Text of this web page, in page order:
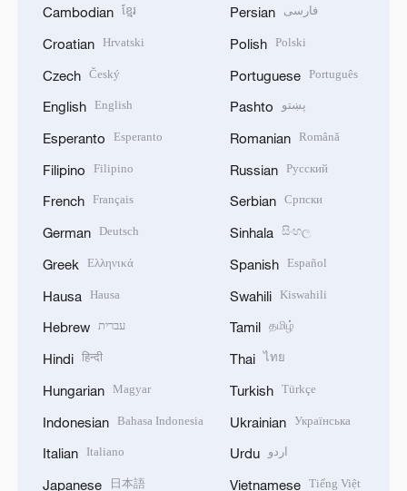
Cambodian ខ្មែរ
Croatian Hrvatski
Czech Český
English English
Esperanto Esperanto
Filipino Filipino
French Français
German Deutsch
Greek Ελληνικά
Hausa Hausa
Hebrew עברית
Hindi हिन्दी
Hungarian Magyar
Indonesian Bahasa Indonesia
Italian Italiano
Japanese 日本語
Persian فارسی
Polish Polski
Portuguese Português
Pashto پښتو
Romanian Română
Russian Русский
Serbian Српски
Sinhala සිංහල
Spanish Español
Swahili Kiswahili
Tamil தமிழ்
Thai ไทย
Turkish Türkçe
Ukrainian Українська
Urdu اردو
Vietnamese Tiếng Việt